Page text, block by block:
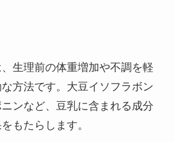
生理前の体重増加や不調を軽
方法です。大豆イソフラボン
ンなど、豆乳に含まれる成分
もたらします。